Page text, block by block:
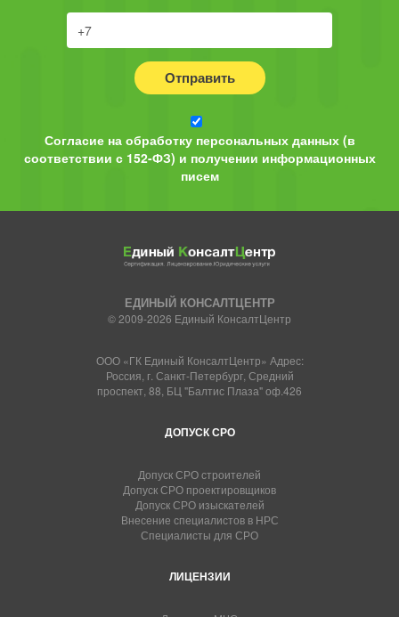
Отправить
Согласие на обработку персональных данных (в
соответствии с 152-ФЗ) и получении информационных
писем
ЕДИНЫЙ КОНСАЛТЦЕНТР
© 2009-2026 Единый КонсалтЦентр
ООО «ГК Единый КонсалтЦентр» Адрес:
Россия, г. Санкт-Петербург, Средний
проспект, 88, БЦ "Балтис Плаза" оф.426
ДОПУСК СРО
Допуск СРО строителей
Допуск СРО проектировщиков
Допуск СРО изыскателей
Внесение специалистов в НРС
Специалисты для СРО
ЛИЦЕНЗИИ